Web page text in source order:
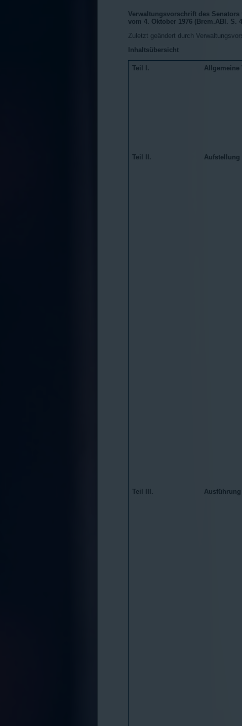
Verwaltungsvorschrift des
vom 4. Oktober 1976 (Brem.ABl. S.
Zuletzt geändert durch
Inhaltsübersicht
Teil I.
Allgemeine
Teil II.
Aufstellung
Teil III.